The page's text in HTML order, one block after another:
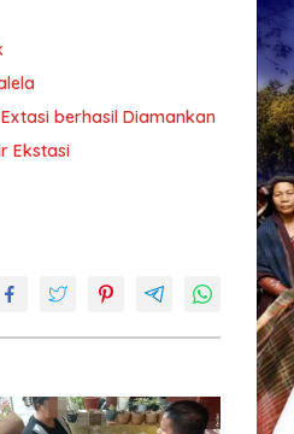
berhasil Diamankan
Ekstasi